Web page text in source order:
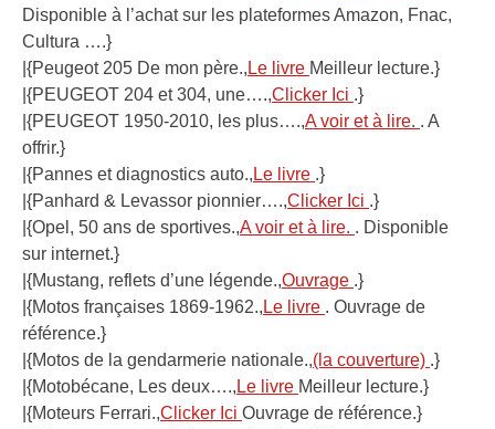
Disponible à l’achat sur les plateformes Amazon, Fnac,
Cultura ….}
|{Peugeot 205 De mon père., Le livre Meilleur lecture.}
|{PEUGEOT 204 et 304, une….,Clicker Ici .}
|{PEUGEOT 1950-2010, les plus….,A voir et à lire. . A
offrir.}
|{Pannes et diagnostics auto., Le livre .}
|{Panhard & Levassor pionnier….,Clicker Ici .}
|{Opel, 50 ans de sportives.,A voir et à lire. . Disponible
sur internet.}
|{Mustang, reflets d’une légende.,Ouvrage .}
|{Motos françaises 1869-1962., Le livre . Ouvrage de
référence.}
|{Motos de la gendarmerie nationale.,(la couverture) .}
|{Motobécane, Les deux…., Le livre Meilleur lecture.}
|{Moteurs Ferrari.,Clicker Ici Ouvrage de référence.}